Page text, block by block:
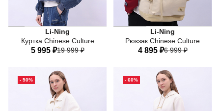
Li-Ning
Куртка Chinese Culture
5 995 ₽19 999 ₽
40 44
50
Li-Ning
Рюкзак Chinese Culture
4 895 ₽6 999 ₽
One-size
- 50% - 60%